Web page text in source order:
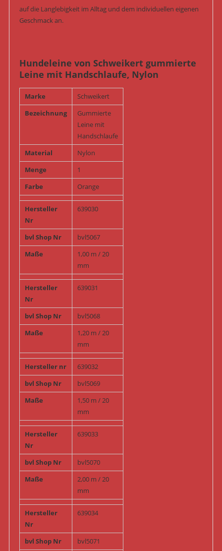
auf die Langlebigkeit im Alltag und dem individuellen eigenen
Geschmack an.
Hundeleine von Schweikert gummierte
Leine mit Handschlaufe, Nylon
Marke
Schweikert
Bezeichnung
Gummierte
Leine mit
Handschlaufe
Material
Nylon
Menge
1
Farbe
Orange
Hersteller
Nr
639030
bvl Shop Nr
bvl5067
Maße
1,00 m / 20
mm
Hersteller
Nr
639031
bvl Shop Nr
bvl5068
Maße
1,20 m / 20
mm
Hersteller nr
639032
bvl Shop Nr
bvl5069
Maße
1,50 m / 20
mm
Hersteller
Nr
639033
bvl Shop Nr
bvl5070
Maße
2,00 m / 20
mm
Hersteller
Nr
639034
bvl Shop Nr
bvl5071